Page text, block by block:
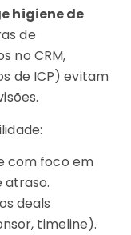
higiene de
de
no CRM,
de ICP) evitam
com foco em
atraso.
deals
timeline).